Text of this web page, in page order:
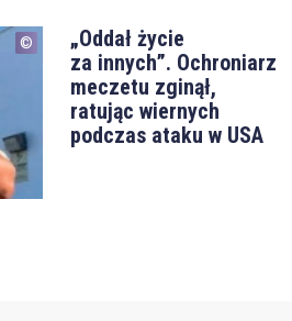
„Oddał życie
za innych”. Ochroniarz
meczetu zginął,
ratując wiernych
podczas ataku w USA